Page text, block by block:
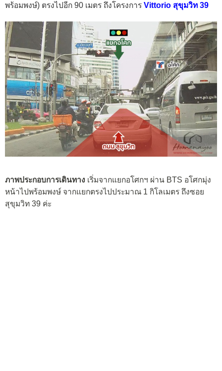
พร้อมพงษ์) ตรงไปอีก 90 เมตร ถึงโครงการ Vittorio สุขุมวิท 39
ภาพประกอบการเดินทาง เริ่มจากแยกอโศกฯ ผ่าน BTS อโศกมุ่ง
หน้าไปพร้อมพงษ์ จากแยกตรงไปประมาณ 1 กิโลเมตร ถึงซอย
สุขุมวิท 39 ค่ะ